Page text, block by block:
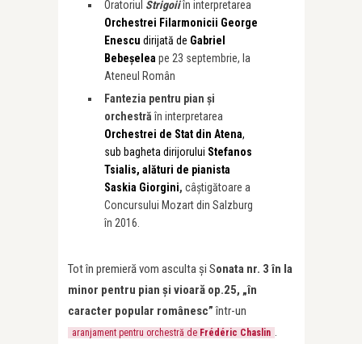
Oratoriul Strigoiiîn interpretarea
Orchestrei Filarmonicii George
Enescu dirijată de Gabriel
Bebeșelea pe 23 septembrie, la
Ateneul Român
Fantezia pentru pian și
orchestră în interpretarea
Orchestrei de Stat din Atena,
sub bagheta dirijorului Stefanos
Tsialis, alături de pianista
Saskia Giorgini, câștigătoare a
Concursului Mozart din Salzburg
în 2016.
Tot în premieră vom asculta și Sonata nr. 3 în la
minor pentru pian și vioară op.25, „în
caracter popular românesc”într-un
aranjament pentru orchestră de Frédéric Chaslin .